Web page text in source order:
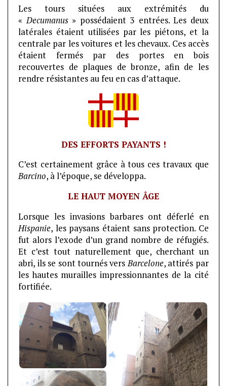
Les tours situées aux extrémités du
«Decumanus» possédaient 3 entrées. Les deux
latérales étaient utilisées par les piétons, et la
centrale par les voitures et les chevaux. Ces accès
étaient fermés par des portes en bois
recouvertes de plaques de bronze, afin de les
rendre résistantes au feu en cas d’attaque.
DES EFFORTS PAYANTS !
C’est certainement grâce à tous ces travaux que
Barcino, à l’époque, se développa.
LE HAUT MOYEN ÂGE
Lorsque les invasions barbares ont déferlé en
Hispanie, les paysans étaient sans protection. Ce
fut alors l’exode d’un grand nombre de réfugiés.
Et c’est tout naturellement que, cherchant un
abri, ils se sont tournés versBarcelone, attirés par
les hautes murailles impressionnantes de la cité
fortifiée.